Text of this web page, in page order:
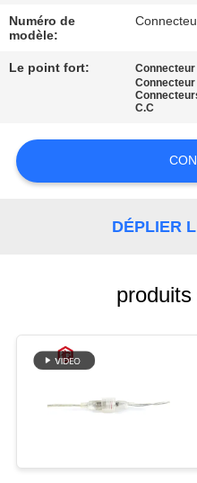
PLAN
DU
PRIVACY
POLICY
Numéro de
modèle:
Le point fort: Connecteur
Connecteur
C.C
DÉPLIER